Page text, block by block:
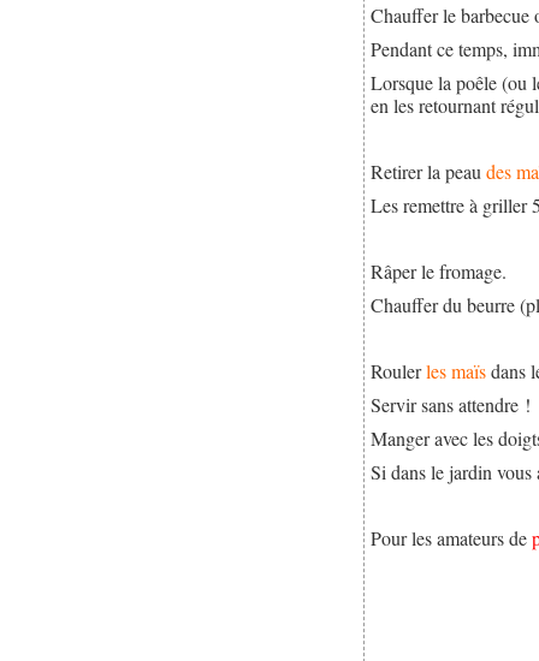
Chauffer le barbecue
Pendant ce temps,
Lorsque la poêle (ou
en les retournant
Retirer la peaudes
Les remettre à griller
Râper le fromage.
Chauffer du beurre
Roulerles maïsdans
Servir sans attendre !
Manger avec les
Si dans le jardin vous
Pour les amateurs de